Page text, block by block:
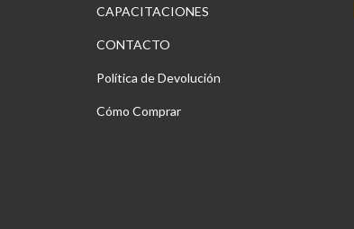
CAPACITACIONES
CONTACTO
Política de Devolución
Cómo Comprar